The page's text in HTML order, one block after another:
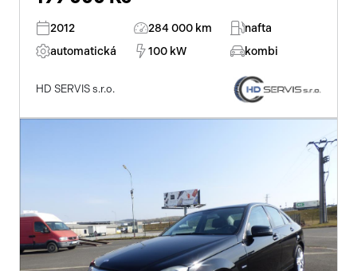
2012 284 000 km
nafta
automatická
100 kW kombi
HD SERVIS s.r.o.